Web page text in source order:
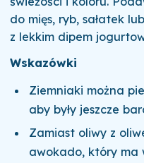
do mięs, ryb, sałatek
z lekkim dipem
Wskazówki
Ziemniaki można
aby były jeszcze
Zamiast oliwy z
awokado, który ma